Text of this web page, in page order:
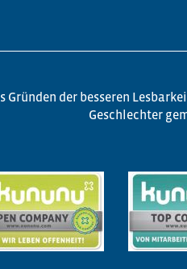
Gründen der besseren
Geschlechter